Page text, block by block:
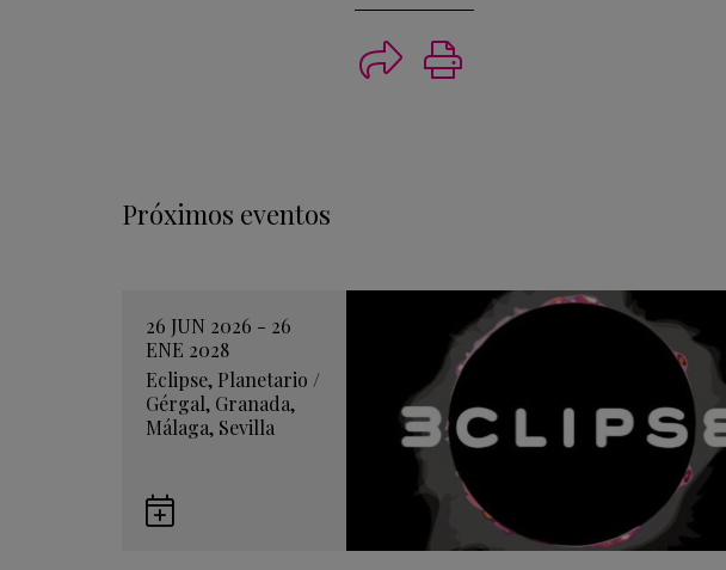
Próximos eventos
26 JUN 2026 - 26
ENE 2028
Eclipse, Planetario /
Gérgal, Granada,
Málaga, Sevilla